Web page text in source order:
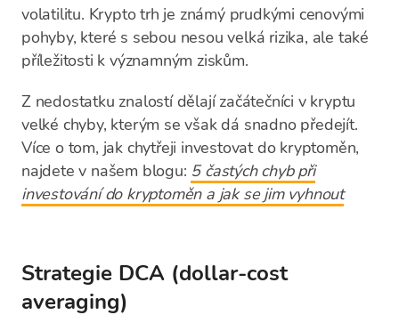
volatilitu. Krypto trh je známý prudkými cenovými
pohyby, které s sebou nesou velká rizika, ale také
příležitosti k významným ziskům.
Z nedostatku znalostí dělají začátečníci v kryptu
velké chyby, kterým se však dá snadno předejít.
Více o tom, jak chytřeji investovat do kryptoměn,
najdete v našem blogu: 5 častých chyb při
investování do kryptoměn a jak se jim vyhnout
Strategie DCA (dollar-cost
averaging)